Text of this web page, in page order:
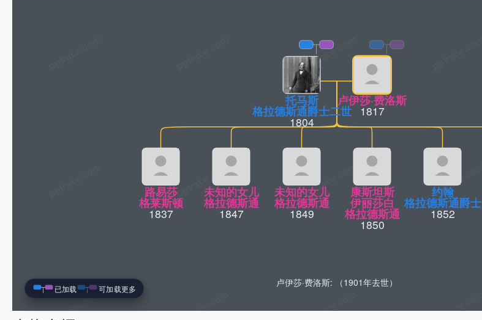
卢伊莎·费洛斯
1817
路易莎
格莱斯顿
1837
未知的女儿
格拉德斯通
1847
未知的女儿
格拉德斯通
1849
康斯坦斯
伊丽莎白
格拉德斯通
1850
约翰
格拉德斯通爵士
1852
托马斯
格拉德斯通爵士二世
1804
卢伊莎·费洛斯: （1901年去世）
已加载 可加载更多